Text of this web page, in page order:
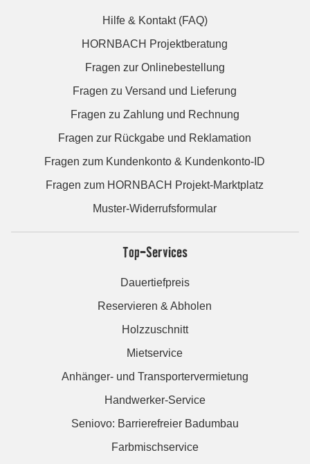
Hilfe & Kontakt (FAQ)
HORNBACH Projektberatung
Fragen zur Onlinebestellung
Fragen zu Versand und Lieferung
Fragen zu Zahlung und Rechnung
Fragen zur Rückgabe und Reklamation
Fragen zum Kundenkonto & Kundenkonto-ID
Fragen zum HORNBACH Projekt-Marktplatz
Muster-Widerrufsformular
Top-Services
Dauertiefpreis
Reservieren & Abholen
Holzzuschnitt
Mietservice
Anhänger- und Transportervermietung
Handwerker-Service
Seniovo: Barrierefreier Badumbau
Farbmischservice